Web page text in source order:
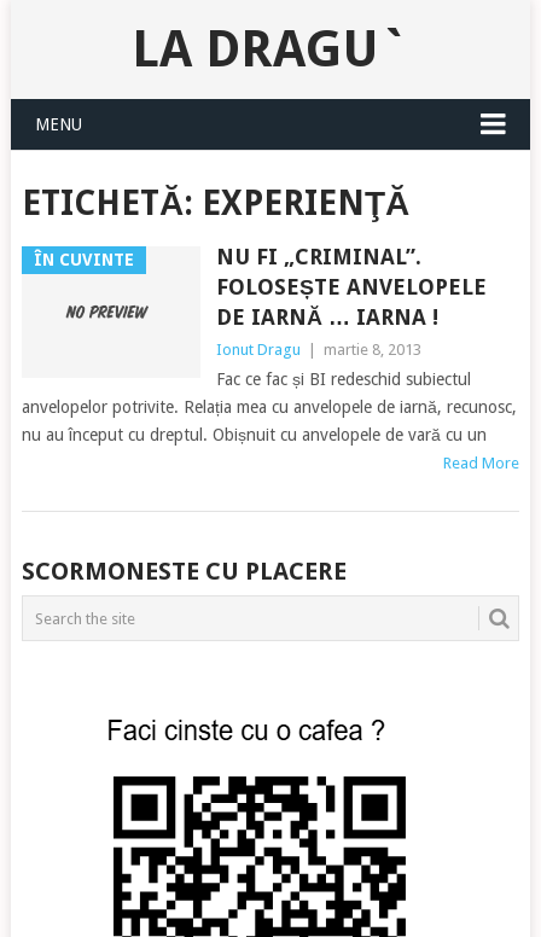
LA DRAGU`
MENU
ETICHETĂ: EXPERIENŢĂ
ÎN CUVINTE
NU FI „CRIMINAL”.
FOLOSEȘTE ANVELOPELE
DE IARNĂ … IARNA !
Ionut Dragu martie 8, 2013
Fac ce fac și BI redeschid subiectul
anvelopelor potrivite. Relația mea cu anvelopele de iarnă, recunosc,
nu au început cu dreptul. Obișnuit cu anvelopele de vară cu un
Read More
POSTS
NAVIGATION
SCORMONESTE CU PLACERE